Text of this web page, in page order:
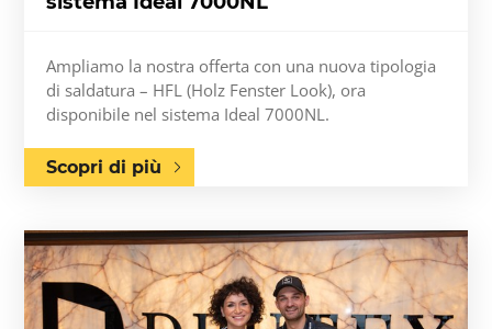
Ampliamo la nostra offerta con una nuova tipologia
di saldatura – HFL (Holz Fenster Look), ora
disponibile nel sistema Ideal 7000NL.
Scopri di più